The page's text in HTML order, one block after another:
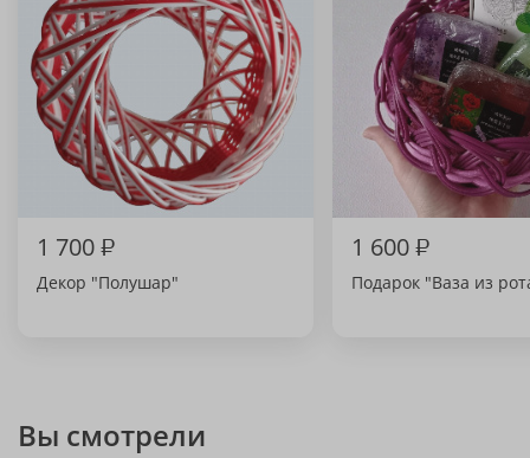
1 700₽
Декор "Полушар"
1 600₽
Подарок "Ваза из
Вы смотрели